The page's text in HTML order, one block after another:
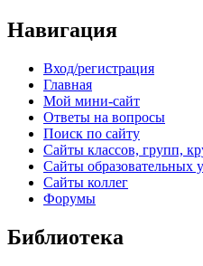
Навигация
Вход/регистрация
Главная
Мой мини-сайт
Ответы на вопросы
Поиск по сайту
Сайты классов, групп,
Сайты образовательных
Сайты коллег
Форумы
Библиотека